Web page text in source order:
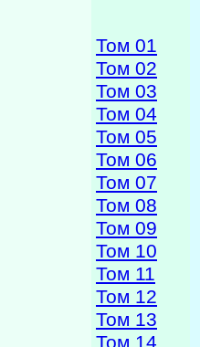
Том 01
Том 02
Том 03
Том 04
Том 05
Том 06
Том 07
Том 08
Том 09
Том 10
Том 11
Том 12
Том 13
Том 14